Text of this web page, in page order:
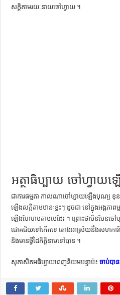
ព្រះបាទធម្មិក – សៀវភៅចំណេះដឹងទូទៅ
សក្តិ​តាម​រយៈ​នាយ​ចៅហ្វាយ ។
អត្ថាធិប្បាយ ចៅហ្វា
ជា​ការ​ធម្មតា កាលណា​ចៅហ្វាយ​ឡើង​បុណ្យ ខុន​ដ
ឡើង​សក្តិ​តាម​ឋានៈ​ខ្លះៗ ដូចជា នៅ​ក្នុង​អង្គភា
ឡើង​ហែហម​តាម​មេ​ដែរ ។ ព្រោះ​ថា​មិន​មែន​ចៅហ្
ជោគជ័យ​ទៅ​កើត​ទេ តោង​អាស្រ័យ​នឹង​សហការី​ក្រ
និង​មាន​ថ្វីដៃ​កិត្តិនាម​ទៅ​បាន ។
សុភាសិតអធិប្បាយពេញនិយមបន្ទាប់៖ចាប់បា